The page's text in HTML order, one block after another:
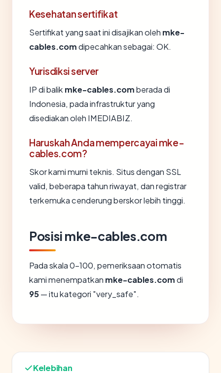
Kesehatan sertifikat
Sertifikat yang saat ini disajikan oleh mke-
cables.comdipecahkan sebagai: OK.
Yurisdiksi server
IP di balik mke-cables.comberada di
Indonesia, pada infrastruktur yang
disediakan oleh IMEDIABIZ.
Haruskah Anda mempercayai mke-
cables.com?
Skor kami murni teknis. Situs dengan SSL
valid, beberapa tahun riwayat, dan registrar
terkemuka cenderung berskor lebih tinggi.
Posisi mke-cables.com
Pada skala 0-100, pemeriksaan otomatis
kami menempatkan mke-cables.comdi
95— itu kategori "very_safe".
Kelebihan